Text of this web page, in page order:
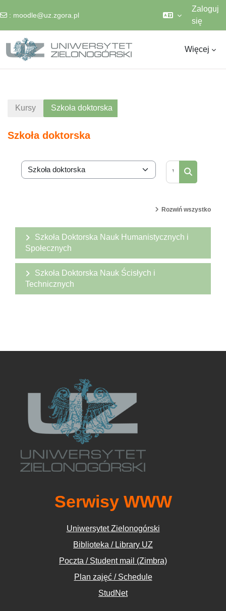
: moodle@uz.zgora.pl
Zaloguj
się
Więcej
Kursy Szkoła doktorska
Szkoła doktorska
Kategorie kursów
Wyszukaj
Rozwiń wszystko
Szkoła Doktorska Nauk Humanistycznych i
Społecznych
Szkoła Doktorska Nauk Ścisłych i
Technicznych
Serwisy WWW
Uniwersytet Zielonogórski
Biblioteka / Library UZ
Poczta / Student mail (Zimbra)
Plan zajęć / Schedule
StudNet